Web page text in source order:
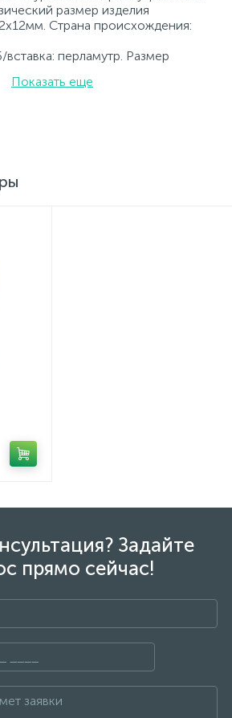
размер изделия
Страна происхождения:
перламутр. Размер
указанием всех
на сайте могут
Показать еще
Задайте
прямо сейчас!